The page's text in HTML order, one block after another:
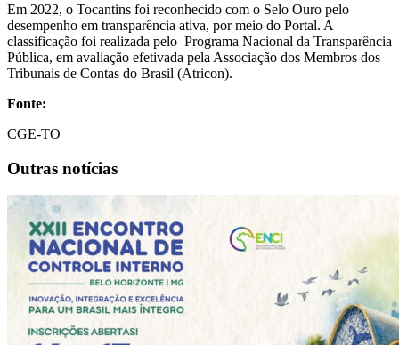
Em 2022, o Tocantins foi reconhecido com o Selo Ouro pelo
desempenho em transparência ativa, por meio do Portal. A
classificação foi realizada pelo Programa Nacional da Transparência
Pública, em avaliação efetivada pela Associação dos Membros dos
Tribunais de Contas do Brasil (Atricon).
Fonte:
CGE-TO
Outras notícias